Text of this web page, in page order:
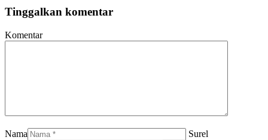
Tinggalkan komentar
Komentar
Nama
Surel